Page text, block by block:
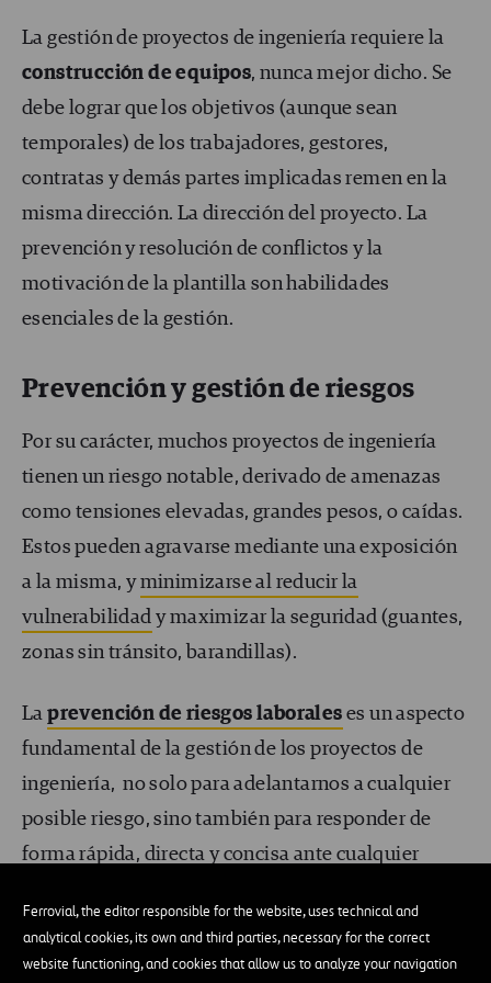
Ferrovial, the editor responsible for the website, uses technical and
analytical cookies, its own and third parties, necessary for the correct
website functioning, and cookies that allow us to analyze your navigation
La gestión de proyectos de ingeniería requiere la
construcción de equipos, nunca mejor dicho. Se
debe lograr que los objetivos (aunque sean
temporales) de los trabajadores, gestores,
contratas y demás partes implicadas remen en la
misma dirección. La dirección del proyecto. La
prevención y resolución de conflictos y la
motivación de la plantilla son habilidades
esenciales de la gestión.
Prevención y gestión de riesgos
Por su carácter, muchos proyectos de ingeniería
tienen un riesgo notable, derivado de amenazas
como tensiones elevadas, grandes pesos, o caídas.
Estos pueden agravarse mediante una exposición
a la misma, yminimizarse al reducir la
vulnerabilidad y maximizar la seguridad (guantes,
zonas sin tránsito, barandillas).
Laprevención de riesgos laborales es un aspecto
fundamental de la gestión de los proyectos de
ingeniería, no solo para adelantarnos a cualquier
posible riesgo, sino también para responder de
forma rápida, directa y concisa ante cualquier
capacidad de actuación.